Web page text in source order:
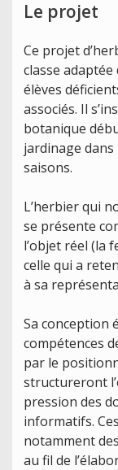
Le projet
Ce projet
classe adaptée
élèves
associés. Il
botanique
jardinage
saisons.
L’herbier qui
se présente
l’objet réel (la
celle qui a
à sa
Sa conception
compétences
par le
structureront
pression des
informatifs.
notamment
au fil de